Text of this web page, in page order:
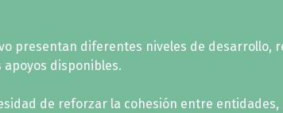
presentan diferentes niveles de desarrollo,
disponibles.
de reforzar la cohesión entre